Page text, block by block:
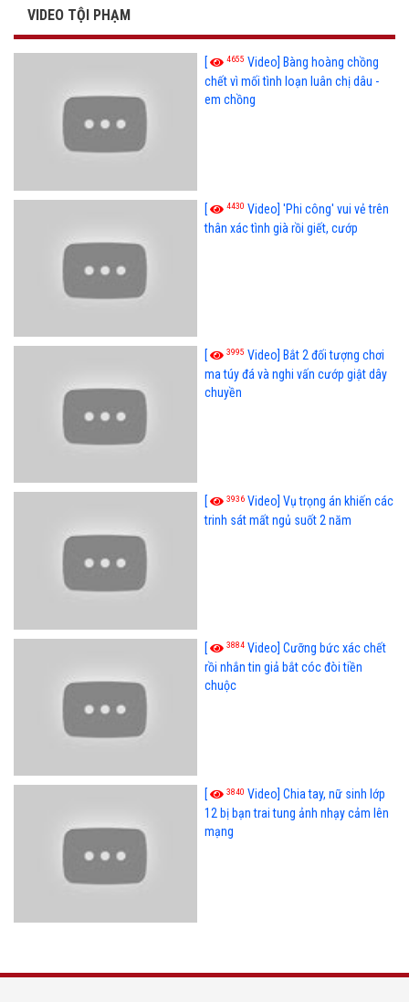
VIDEO TỘI PHẠM
[ 4655 Video] Bàng hoàng chồng
chết vì mối tình loạn luân chị dâu -
em chồng
[ 4430 Video] 'Phi công' vui vẻ trên
thân xác tình già rồi giết, cướp
[ 3995 Video] Bắt 2 đối tượng chơi
ma túy đá và nghi vấn cướp giật dây
chuyền
[ 3936 Video] Vụ trọng án khiến các
trinh sát mất ngủ suốt 2 năm
[ 3884 Video] Cưỡng bức xác chết
rồi nhắn tin giả bắt cóc đòi tiền
chuộc
[ 3840 Video] Chia tay, nữ sinh lớp
12 bị bạn trai tung ảnh nhạy cảm lên
mạng